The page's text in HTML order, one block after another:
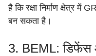
है कि रक्षा निर्माण क्षेत्र में
बन सकता है।
3. BEML: डिफेंस